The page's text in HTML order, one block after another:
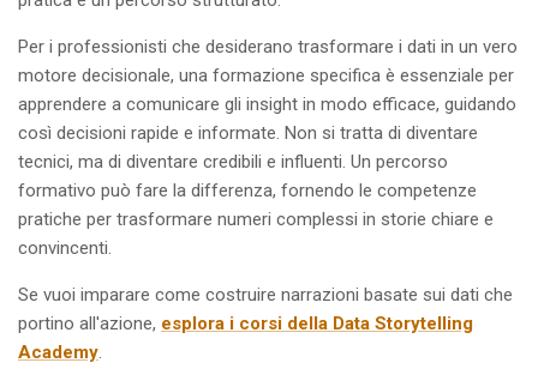
Per i professionisti che desiderano trasformare i dati in un vero
motore decisionale, una formazione specifica è essenziale per
apprendere a comunicare gli insight in modo efficace, guidando
così decisioni rapide e informate. Non si tratta di diventare
tecnici, ma di diventare credibili e influenti. Un percorso
formativo può fare la differenza, fornendo le competenze
pratiche per trasformare numeri complessi in storie chiare e
convincenti.
Se vuoi imparare come costruire narrazioni basate sui dati che
portino all'azione, esplora i corsi della Data Storytelling
Academy.